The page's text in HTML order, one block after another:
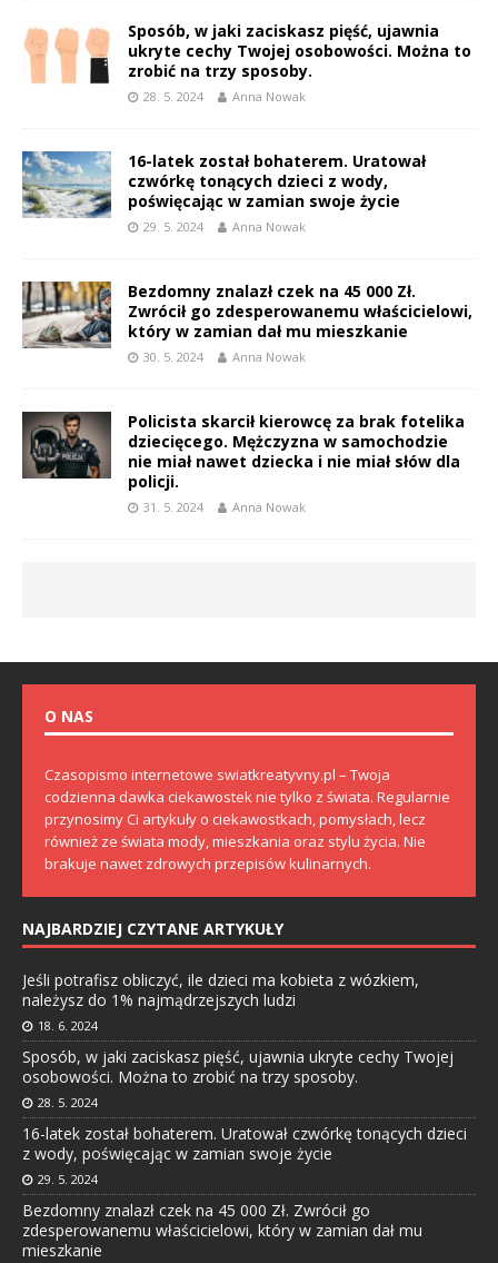
Sposób, w jaki zaciskasz pięść, ujawnia
ukryte cechy Twojej osobowości. Można to
zrobić na trzy sposoby.
28. 5. 2024 Anna Nowak
16-latek został bohaterem. Uratował
czwórkę tonących dzieci z wody,
poświęcając w zamian swoje życie
29. 5. 2024 Anna Nowak
Bezdomny znalazł czek na 45 000 Zł.
Zwrócił go zdesperowanemu właścicielowi,
który w zamian dał mu mieszkanie
30. 5. 2024 Anna Nowak
Policista skarcił kierowcę za brak fotelika
dziecięcego. Mężczyzna w samochodzie
nie miał nawet dziecka i nie miał słów dla
policji.
31. 5. 2024 Anna Nowak
O NAS
Czasopismo internetowe swiatkreatyvny.pl – Twoja
codzienna dawka ciekawostek nie tylko z świata. Regularnie
przynosimy Ci artykuły o ciekawostkach, pomysłach, lecz
również ze świata mody, mieszkania oraz stylu życia. Nie
brakuje nawet zdrowych przepisów kulinarnych.
NAJBARDZIEJ CZYTANE ARTYKUŁY
Jeśli potrafisz obliczyć, ile dzieci ma kobieta z wózkiem,
należysz do 1% najmądrzejszych ludzi
18. 6. 2024
Sposób, w jaki zaciskasz pięść, ujawnia ukryte cechy Twojej
osobowości. Można to zrobić na trzy sposoby.
28. 5. 2024
16-latek został bohaterem. Uratował czwórkę tonących dzieci
z wody, poświęcając w zamian swoje życie
29. 5. 2024
Bezdomny znalazł czek na 45 000 Zł. Zwrócił go
zdesperowanemu właścicielowi, który w zamian dał mu
mieszkanie